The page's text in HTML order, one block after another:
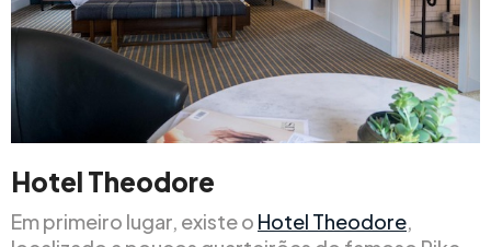
Hotel Theodore
Em primeiro lugar, existe o Hotel Theodore,